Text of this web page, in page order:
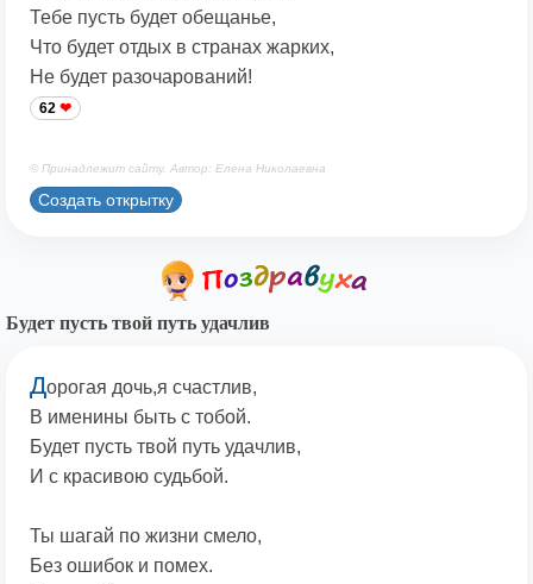
Тебе пусть будет обещанье,
Что будет отдых в странах жарких,
Не будет разочарований!
62
© Принадлежит сайту. Автор: Елена Николаевна
Создать открытку
Будет пусть твой путь удачлив
Дорогая дочь,я счастлив,
В именины быть с тобой.
Будет пусть твой путь удачлив,
И с красивою судьбой.
Ты шагай по жизни смело,
Без ошибок и помех.